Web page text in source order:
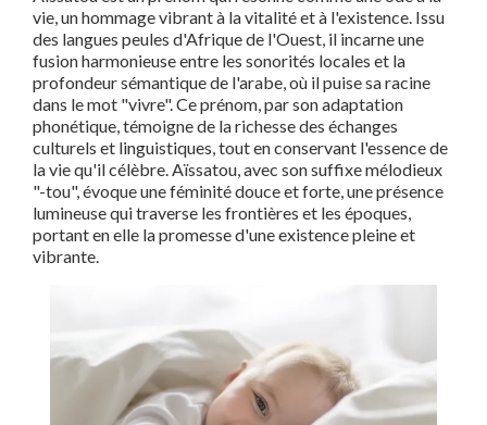
vie, un hommage vibrant à la vitalité et à l'existence. Issu
des langues peules d'Afrique de l'Ouest, il incarne une
fusion harmonieuse entre les sonorités locales et la
profondeur sémantique de l'arabe, où il puise sa racine
dans le mot "vivre". Ce prénom, par son adaptation
phonétique, témoigne de la richesse des échanges
culturels et linguistiques, tout en conservant l'essence de
la vie qu'il célèbre. Aïssatou, avec son suffixe mélodieux
"-tou", évoque une féminité douce et forte, une présence
lumineuse qui traverse les frontières et les époques,
portant en elle la promesse d'une existence pleine et
vibrante.